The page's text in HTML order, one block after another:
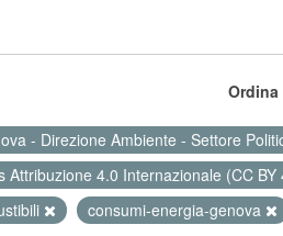
Ordina
- Direzione Ambiente - Settore
Attribuzione 4.0 Internazionale (CC BY
consumi-energia-genova